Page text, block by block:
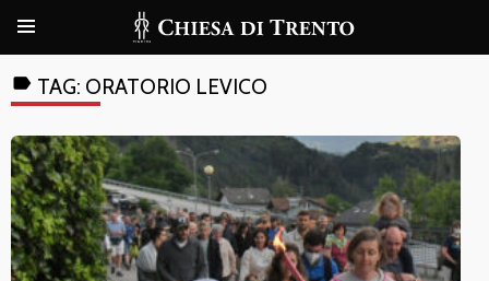
label TAG: ORATORIO LEVICO